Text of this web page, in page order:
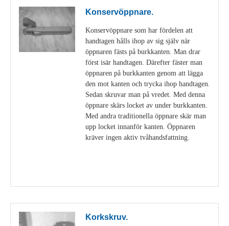
Konservöppnare.
Konservöppnare som har fördelen att
handtagen hålls ihop av sig själv när
öppnaren fästs på burkkanten. Man drar
först isär handtagen. Därefter fäster man
öppnaren på burkkanten genom att lägga
den mot kanten och trycka ihop handtagen.
Sedan skruvar man på vredet. Med denna
öppnare skärs locket av under burkkanten.
Med andra traditionella öppnare skär man
upp locket innanför kanten. Öppnaren
kräver ingen aktiv tvåhandsfattning.
Korkskruv.